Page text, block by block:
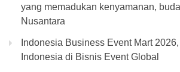
yang memadukan kenyamanan,
Nusantara
Indonesia Business Event Mart
Indonesia di Bisnis Event Global